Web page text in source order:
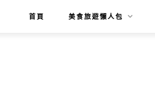
首頁 美食旅遊懶人包